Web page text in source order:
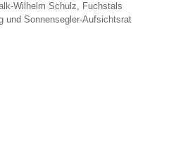
Wilhelm Schulz, Fuchstals
und Sonnensegler-Aufsichtsrat